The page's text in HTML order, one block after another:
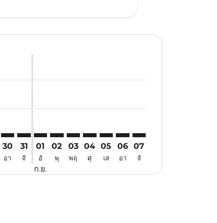
าข้อเสนอ
ค้นหาข้อเสนอ
ค้นหาข้อเสนอ
ค้นหาข้อเสนอ
disclaimer. ค้นหาข้อเสนอ
offers-disclaimer. ค้นหาข้อเสนอ
view-offers-disclaimer. ค้นหาข้อเสนอ
cmp-view-offers-disclaimer. ค้นหาข้อเสนอ
cmp-view-offers-disclaimer. ค้นหาข้อเสนอ
XIY–TJQ: cmp-view-offers-disclaimer. ค้นหาข้อเสนอ
30
อา
XIY–TJQ: cmp-view-offers-disclaimer. ค้นหาข้อเสนอ
31
จั
01
อั
ก.ย.
02
พุ
03
พฤ
04
ศุ
05
เส
06
อา
07
จั